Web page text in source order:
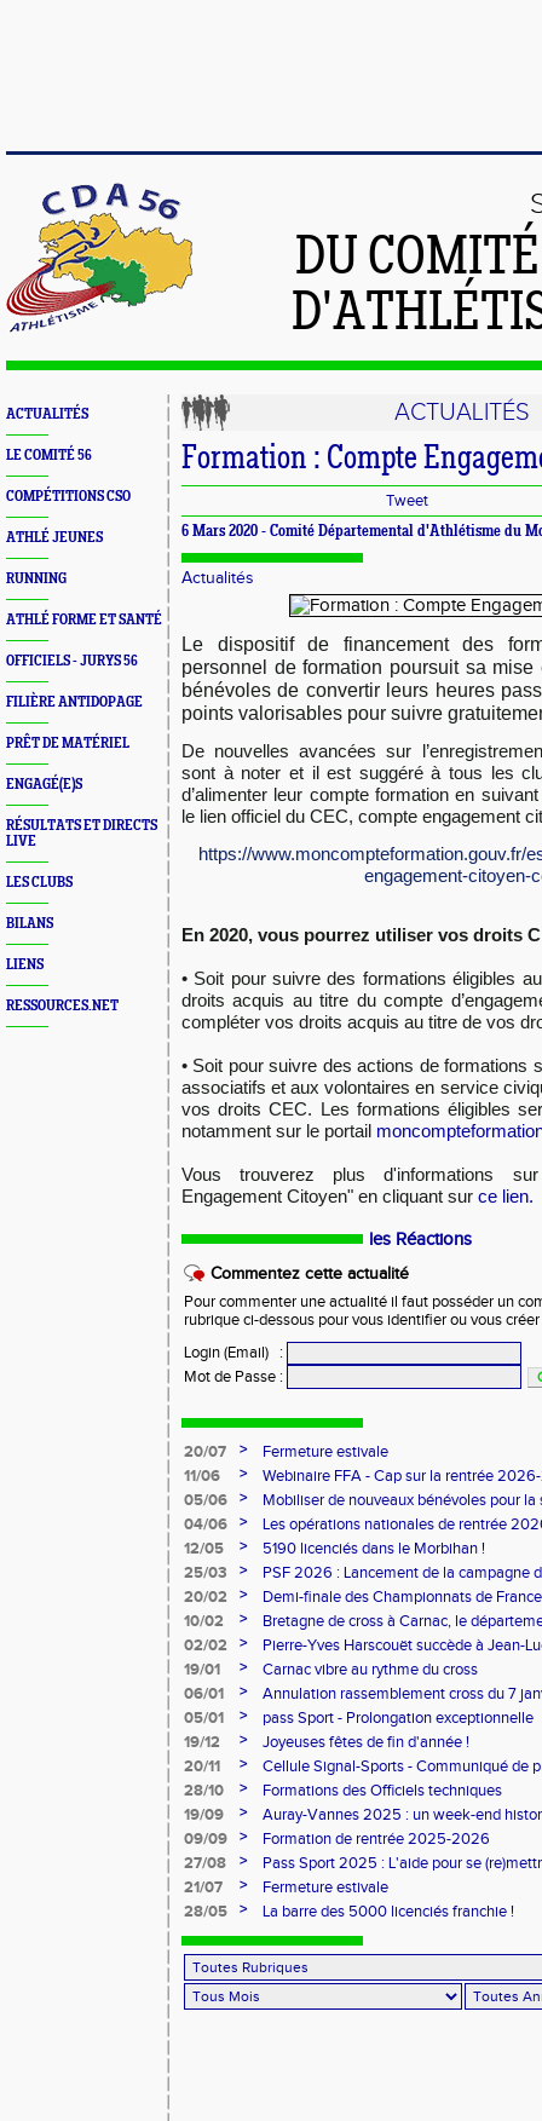
DU
ACTUALITÉS
LE COMITÉ 56
COMPÉTITIONS CSO
ATHLÉ JEUNES
RUNNING
ATHLÉ FORME ET SANTÉ
OFFICIELS - JURYS 56
FILIÈRE ANTIDOPAGE
PRÊT DE MATÉRIEL
ENGAGÉ(E)S
RÉSULTATS ET DIRECTS
LIVE
LES CLUBS
BILANS
LIENS
RESSOURCES.NET
ACTUALITÉS
Formation : Compte
Tweet
6 Mars 2020 - Comité Départemental d'Athlétisme du
Actualités
Le dispositif de financement des
personnel de formation poursuit sa
bénévoles de convertir leurs heures
points valorisables pour suivre
De nouvelles avancées sur
sont à noter et il est suggéré à tous les
d’alimenter leur compte formation en
le lien officiel du CEC, compte engagement
https://www.moncompteformation.gouv.fr/
engagement-citoyen-
En 2020, vous pourrez utiliser vos droits
• Soit pour suivre des formations éligibles
droits acquis au titre du compte
compléter vos droits acquis au titre de vos
• Soit pour suivre des actions de formations
associatifs et aux volontaires en service
vos droits CEC. Les formations éligibles
notamment sur le portail
Vous trouverez plus d'informations
Engagement Citoyen" en cliquant sur ce lien.
les Réactions
Commentez cette actualité
Pour commenter une actualité il faut posséder un
rubrique ci-dessous pour vous identifier ou vous
Login (Email)
:
Mot de Passe :
20/07 >
Fermeture estivale
11/06
>
Webinaire FFA - Cap sur la rentrée
05/06
>
Mobiliser de nouveaux bénévoles pour
04/06
>
Les opérations nationales de rentrée
12/05
>
5190 licenciés dans le Morbihan !
25/03
>
PSF 2026 : Lancement de la campagne
20/02
>
Demi-finale des Championnats de
10/02
>
Bretagne de cross à Carnac, le
l'honneur
02/02 >
Pierre-Yves Harscouët succède à Jean-
comité du Morbihan
19/01 >
Carnac vibre au rythme du cross
06/01
>
Annulation rassemblement cross du 7
05/01
>
pass Sport - Prolongation exceptionnelle
19/12
>
Joyeuses fêtes de fin d'année !
20/11
>
Cellule Signal-Sports - Communiqué de
Sports
28/10 >
Formations des Officiels techniques
19/09
>
Auray-Vannes 2025 : un week-end
marathon breton
09/09 >
Formation de rentrée 2025-2026
27/08
>
Pass Sport 2025 : L'aide pour se
21/07
>
Fermeture estivale
28/05
> La barre des 5000 licenciés franchie !